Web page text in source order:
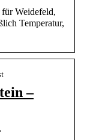
Weidefeld,
Temperatur,
–